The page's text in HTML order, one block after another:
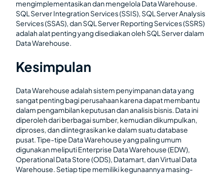
mengimplementasikan dan mengelola Data Warehouse.
SQL Server Integration Services (SSIS), SQL Server Analysis
Services (SSAS), dan SQL Server Reporting Services (SSRS)
adalah alat penting yang disediakan oleh SQL Server dalam
Data Warehouse.
Kesimpulan
Data Warehouse adalah sistem penyimpanan data yang
sangat penting bagi perusahaan karena dapat membantu
dalam pengambilan keputusan dan analisis bisnis. Data ini
diperoleh dari berbagai sumber, kemudian dikumpulkan,
diproses, dan diintegrasikan ke dalam suatu database
pusat. Tipe-tipe Data Warehouse yang paling umum
digunakan meliputi Enterprise Data Warehouse (EDW),
Operational Data Store (ODS), Datamart, dan Virtual Data
Warehouse. Setiap tipe memiliki kegunaannya masing-